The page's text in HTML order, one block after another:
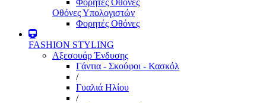
Φορητές Οθόνες
Οθόνες Υπολογιστών
Φορητές Οθόνες
FASHION STYLING
Αξεσουάρ Ένδυσης
Γάντια - Σκούφοι - Κασκόλ
/
Γυαλιά Ηλίου
/